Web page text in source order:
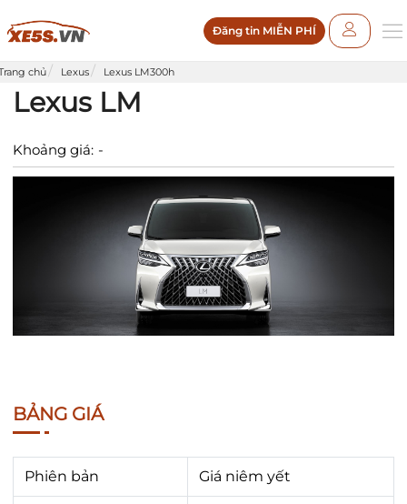
Đăng tin MIỄN PHÍ
chủ Lexus Lexus LM300h
Lexus LM
Khoảng giá: -
BẢNG GIÁ
Phiên bản Giá niêm yết